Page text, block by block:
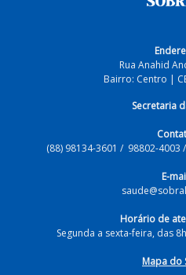
Rua Anahid
Bairro: Centro |
Secretaria
(88) 98134-3601 / 98802-
E-
Horário de
Segunda a sexta-feira, das
Mapa do